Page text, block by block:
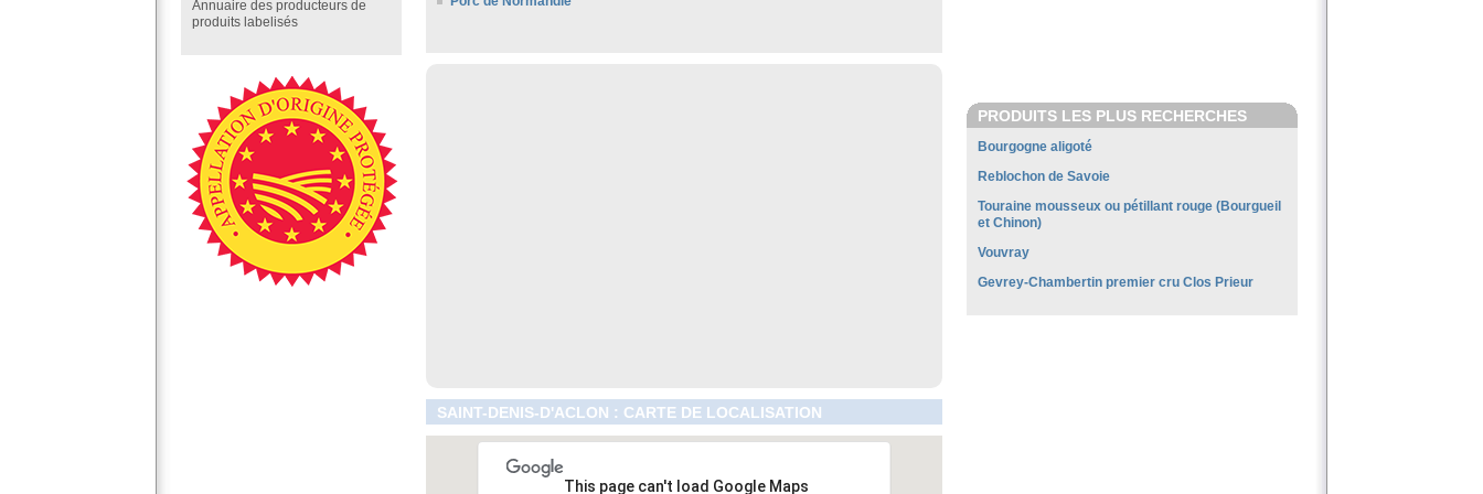
Annuaire des producteurs de
produits labelisés
SAINT-DENIS-D'ACLON : CARTE DE LOCALISATION
This page can't load Google Maps
PRODUITS LES PLUS RECHERCHES
Bourgogne aligoté
Reblochon de Savoie
Touraine mousseux ou pétillant rouge (Bourgueil
et Chinon)
Vouvray
Gevrey-Chambertin premier cru Clos Prieur